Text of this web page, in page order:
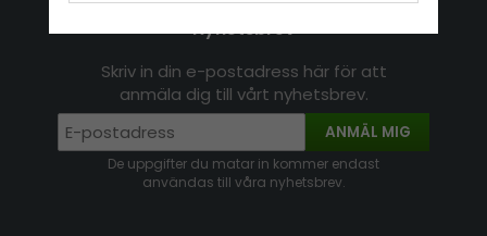
Nyhetsbrev
Skriv in din e-postadress här för att
anmäla dig till vårt nyhetsbrev.
ANMÄL MIG
De uppgifter du matar in kommer endast
användas till våra nyhetsbrev.